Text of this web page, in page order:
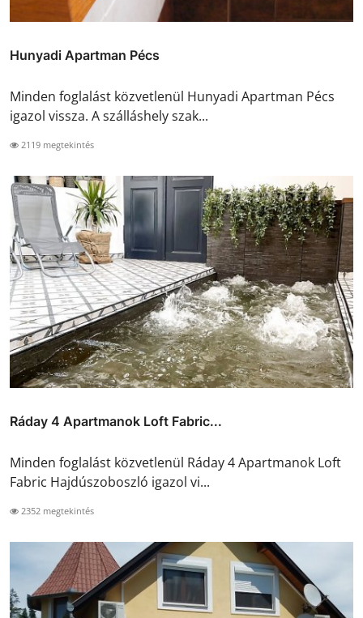
Hunyadi Apartman Pécs
Minden foglalást közvetlenül Hunyadi Apartman Pécs
igazol vissza. A szálláshely szak...
2119 megtekintés
Ráday 4 Apartmanok Loft Fabric...
Minden foglalást közvetlenül Ráday 4 Apartmanok Loft
Fabric Hajdúszoboszló igazol vi...
2352 megtekintés